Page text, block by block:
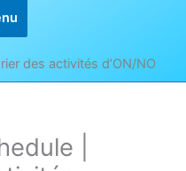
des activités d’ON/NO
|